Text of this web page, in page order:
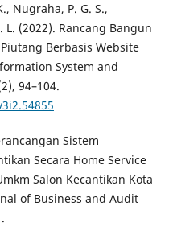
Nugraha, P. G. S.,
L. (2022). Rancang Bangun
Berbasis Website
System and
94–104.
Sistem
Secara Home Service
Salon Kecantikan Kota
of Business and Audit